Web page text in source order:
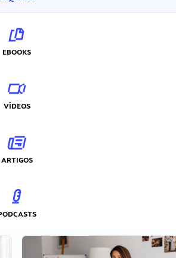
EBOOKS
VÍDEOS
ARTIGOS